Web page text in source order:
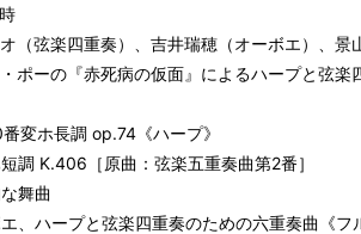
弦楽四重奏）、吉井瑞穂（オーボエ）、景
ーの『赤死病の仮面』によるハープと弦楽
変ホ長調 op.74《ハープ》
調 K.406［原曲：弦楽五重奏曲第2番］
舞曲
、ハープと弦楽四重奏のための六重奏曲《フ